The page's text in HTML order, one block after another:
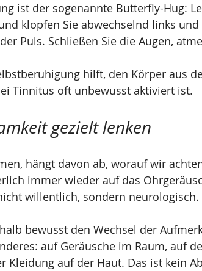
ist der sogenannte Butterfly-Hug:
klopfen Sie abwechselnd links
Puls. Schließen Sie die Augen,
hilft, den Körper aus
Tinnitus oft unbewusst aktiviert ist.
gezielt lenken
hängt davon ab, worauf wir
immer wieder auf das
willentlich, sondern neurologisch.
bewusst den Wechsel der
auf Geräusche im Raum, auf
Kleidung auf der Haut. Das ist kein